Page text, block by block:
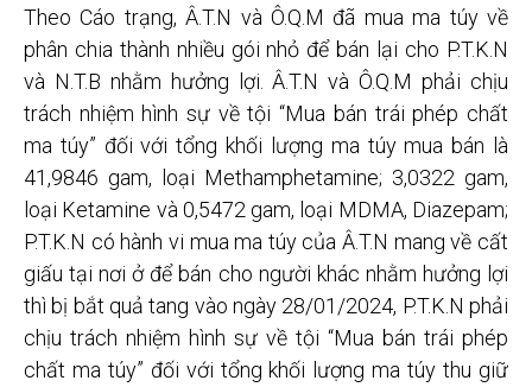
Theo Cáo trạng, Â.T.N và Ô.Q.M đã mua ma túy về
phân chia thành nhiều gói nhỏ để bán lại cho P.T.K.N
và N.T.B nhằm hưởng lợi. Â.T.N và Ô.Q.M phải chịu
trách nhiệm hình sự về tội “Mua bán trái phép chất
ma túy” đối với tổng khối lượng ma túy mua bán là
41,9846 gam, loại Methamphetamine; 3,0322 gam,
loại Ketamine và 0,5472 gam, loại MDMA, Diazepam;
P.T.K.N có hành vi mua ma túy của Â.T.N mang về cất
giấu tại nơi ở để bán cho người khác nhằm hưởng lợi
thì bị bắt quả tang vào ngày 28/01/2024, P.T.K.N phải
chịu trách nhiệm hình sự về tội “Mua bán trái phép
chất ma túy” đối với tổng khối lượng ma túy thu giữ